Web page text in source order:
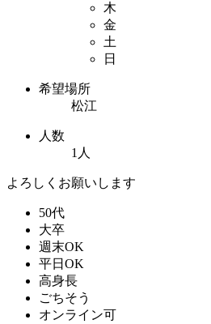
木
金
土
日
希望場所
松江
人数
1人
よろしくお願いします
50代
大卒
週末OK
平日OK
高身長
ごちそう
オンライン可